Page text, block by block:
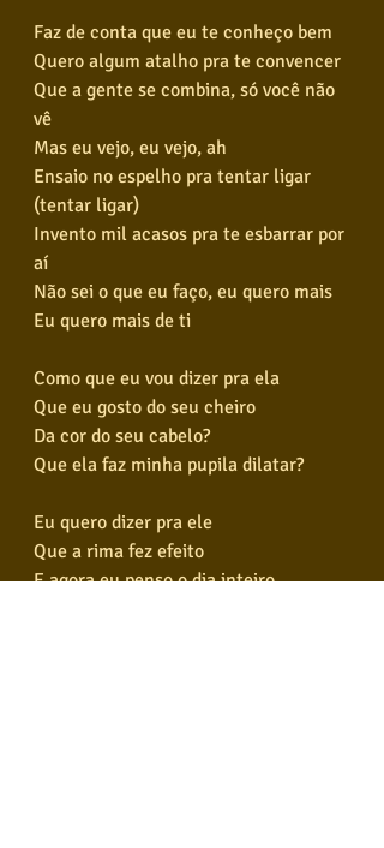
Faz de conta que eu te conheço bem
Quero algum atalho pra te convencer
Que a gente se combina, só você não
vê
Mas eu vejo, eu vejo, ah
Ensaio no espelho pra tentar ligar
(tentar ligar)
Invento mil acasos pra te esbarrar por
aí
Não sei o que eu faço, eu quero mais
Eu quero mais de ti
Como que eu vou dizer pra ela
Que eu gosto do seu cheiro
Da cor do seu cabelo?
Que ela faz minha pupila dilatar?
Eu quero dizer pra ele
Que a rima fez efeito
E agora eu penso o dia inteiro